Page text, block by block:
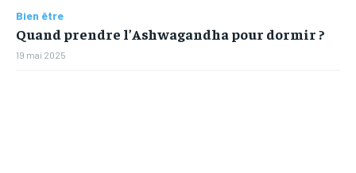
Bien être
Quand prendre l’Ashwagandha pour dormir ?
19 mai 2025